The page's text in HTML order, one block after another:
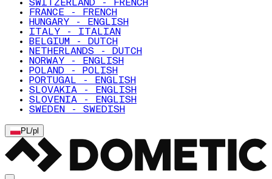
SWITZERLAND - FRENCH
FRANCE - FRENCH
HUNGARY - ENGLISH
ITALY - ITALIAN
BELGIUM - DUTCH
NETHERLANDS - DUTCH
NORWAY - ENGLISH
POLAND - POLISH
PORTUGAL - ENGLISH
SLOVAKIA - ENGLISH
SLOVENIA - ENGLISH
SWEDEN - SWEDISH
PL/pl